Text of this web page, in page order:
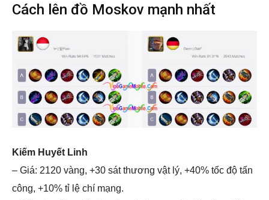
Cách lên đồ Moskov mạnh nhất
Kiếm Huyết Linh
– Giá: 2120 vàng, +30 sát thương vật lý, +40% tốc độ tấn
công, +10% tỉ lệ chí mạng.